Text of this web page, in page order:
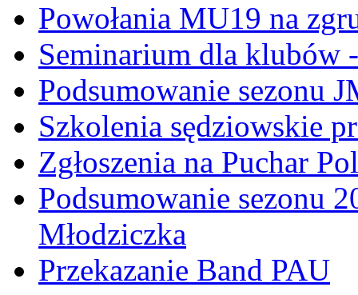
Powołania MU19 na
Seminarium dla klubów
Podsumowanie sezonu
Szkolenia sędziowskie
Zgłoszenia na Puchar
Podsumowanie sezonu
Młodziczka
Przekazanie Band PAU